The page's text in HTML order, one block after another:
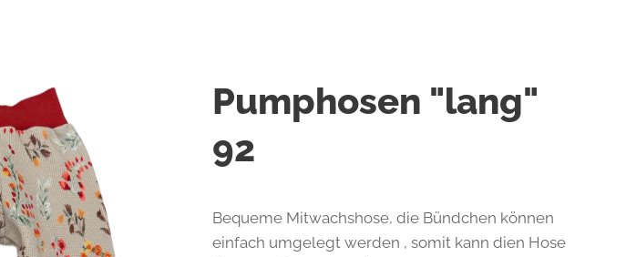
Pumphosen "lang"
92
Bequeme Mitwachshose, die Bündchen können
einfach umgelegt werden , somit kann dien Hose